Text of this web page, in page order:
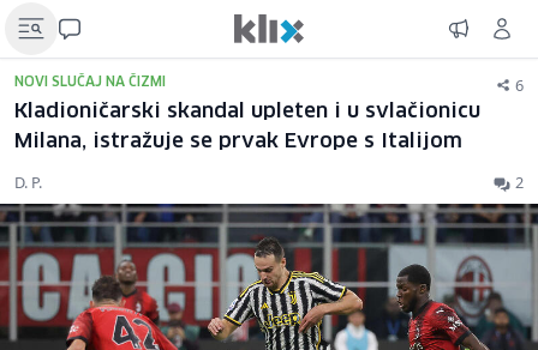
NOVI SLUČAJ NA ČIZMI 6
Kladioničarski skandal upleten i u svlačionicu
Milana, istražuje se prvak Evrope s Italijom
D. P. 2